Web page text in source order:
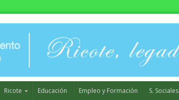
Ricote Educación Empleo y Formación S. Sociales